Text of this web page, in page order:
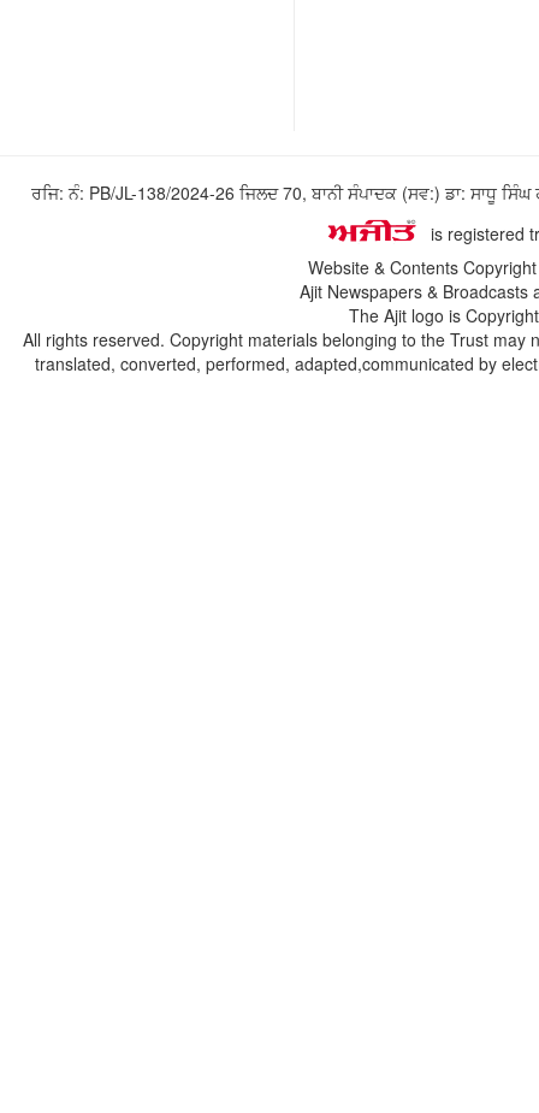
ਰਜਿ: ਨੰ: PB/JL-138/2024-26 ਜਿਲਦ 70, ਬਾਨੀ ਸੰਪਾਦਕ (ਸਵ:) ਡਾ: ਸਾਧੂ
is registered
Website & Contents
Ajit Newspapers &
The Ajit logo is
All rights reserved. Copyright materials belonging to the Trust
translated, converted, performed, adapted,communicated by